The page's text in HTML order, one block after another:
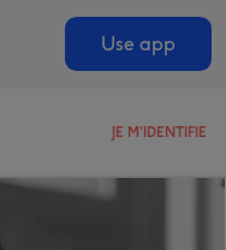
Use app
JE M'IDENTIFIE